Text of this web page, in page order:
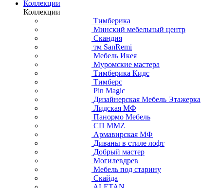
Коллекции
Коллекции
Тимберика
Минский мебельный центр
Скандия
тм SanRemi
Мебель Икея
Муромские мастера
Тимберика Кидс
Тимберс
Pin Magic
Дизайнерская Мебель Этажерка
Лидская МФ
Панормо Мебель
СП ММZ
Армавирская МФ
Диваны в стиле лофт
Добрый мастер
Могилевдрев
Мебель под старину
Скайда